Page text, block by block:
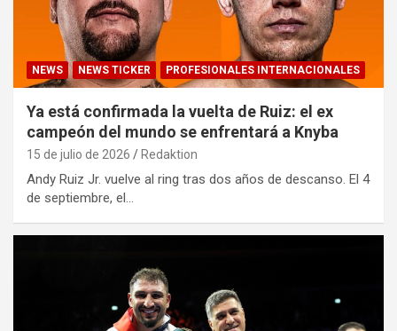
NEWS NEWS TICKER PROFESIONALES INTERNACIONALES
Ya está confirmada la vuelta de Ruiz: el ex
campeón del mundo se enfrentará a Knyba
15 de julio de 2026 Redaktion
Andy Ruiz Jr. vuelve al ring tras dos años de descanso. El 4
de septiembre, el…